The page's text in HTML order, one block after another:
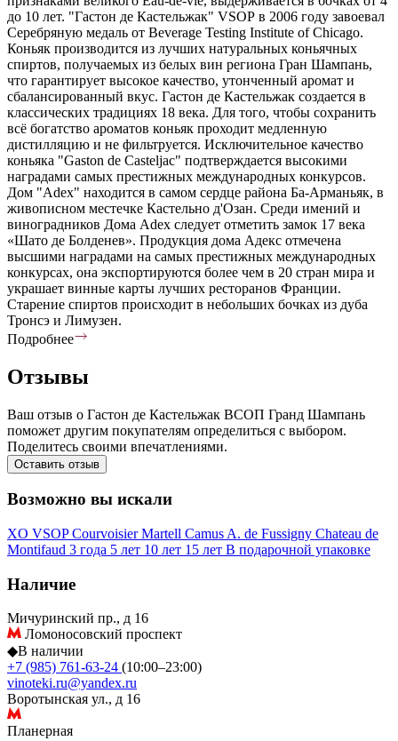
до 10 лет. "Гастон де Кастельжак" VSОР в 2006 году завоевал
Серебряную медаль от Beverage Testing Institute of Chicago.
Коньяк производится из лучших натуральных коньячных
спиртов, получаемых из белых вин региона Гран Шампань,
что гарантирует высокое качество, утонченный аромат и
сбалансированный вкус. Гастон де Кастельжак создается в
классических традициях 18 века. Для того, чтобы сохранить
всё богатство ароматов коньяк проходит медленную
дистилляцию и не фильтруется. Исключительное качество
коньяка "Gaston de Casteljac" подтверждается высокими
наградами самых престижных международных конкурсов.
Дом "Adex" находится в самом сердце района Ба-Арманьяк, в
живописном местечке Кастельно д'Озан. Среди имений и
виноградников Дома Adex следует отметить замок 17 века
«Шато де Болденев». Продукция дома Адекс отмечена
высшими наградами на самых престижных международных
конкурсах, она экспортируются более чем в 20 стран мира и
украшает винные карты лучших ресторанов Франции.
Cтарение спиртов происходит в небольших бочках из дуба
Тронсэ и Лимузен.
Подробнее
Отзывы
Ваш отзыв о Гастон де Кастельжак ВСОП Гранд Шампань
поможет другим покупателям определиться с выбором.
Поделитесь своими впечатлениями.
Оставить отзыв
Возможно вы искали
XO VSOPCourvoisierMartell Camus A. de Fussigny Chateau de
Montifaud 3 года 5 лет 10 лет 15 лет В подарочной упаковке
Наличие
Мичуринский пр., д 16
Ломоносовский проспект
◆В наличии
+7 (985) 761-63-24 (10:00–23:00)
vinoteki.ru@yandex.ru
Воротынская ул., д 16
Планерная